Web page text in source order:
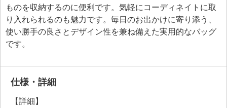
ものを収納するのに便利です。気軽にコーディネイトに取
り入れられるのも魅力です。毎日のお出かけに寄り添う、
使い勝手の良さとデザイン性を兼ね備えた実用的なバッグ
です。
仕様・詳細
【詳細】